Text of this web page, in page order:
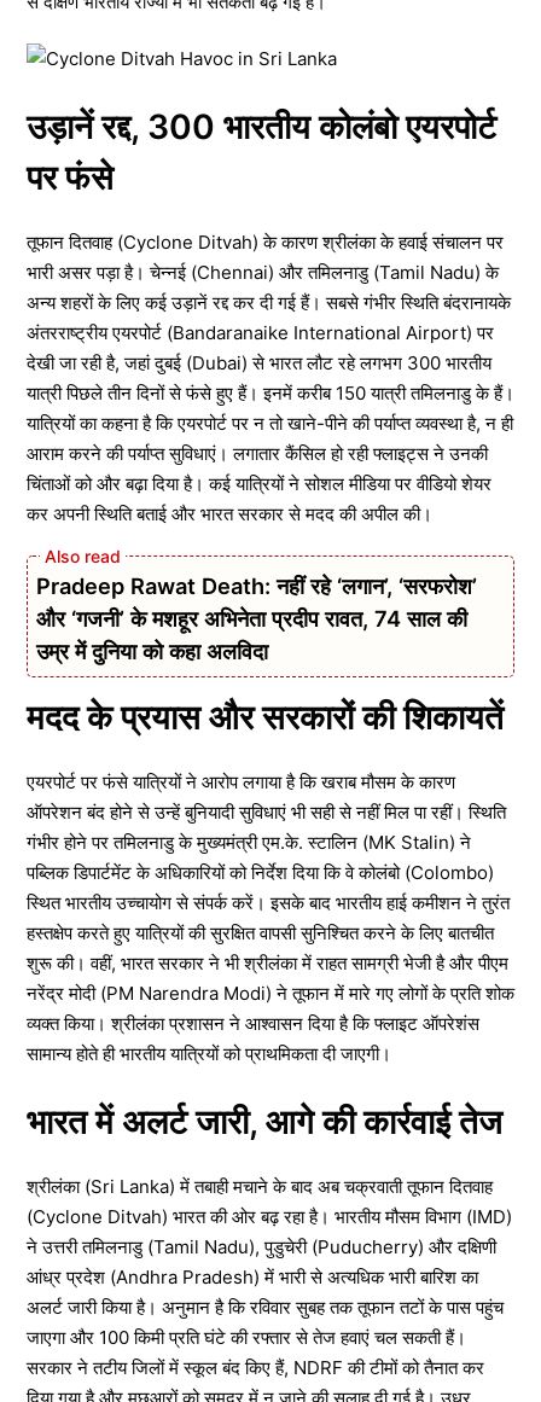
उड़ानें रद्द, 300 भारतीय कोलंबो एयरपोर्ट
पर फंसे
तूफान दितवाह (Cyclone Ditvah) के कारण श्रीलंका के हवाई संचालन पर
भारी असर पड़ा है। चेन्नई (Chennai) और तमिलनाडु (Tamil Nadu) के
अन्य शहरों के लिए कई उड़ानें रद्द कर दी गई हैं। सबसे गंभीर स्थिति बंदरानायके
अंतरराष्ट्रीय एयरपोर्ट (Bandaranaike International Airport) पर
देखी जा रही है, जहां दुबई (Dubai) से भारत लौट रहे लगभग 300 भारतीय
यात्री पिछले तीन दिनों से फंसे हुए हैं। इनमें करीब 150 यात्री तमिलनाडु के हैं।
यात्रियों का कहना है कि एयरपोर्ट पर न तो खाने-पीने की पर्याप्त व्यवस्था है, न ही
आराम करने की पर्याप्त सुविधाएं। लगातार कैंसिल हो रही फ्लाइट्स ने उनकी
चिंताओं को और बढ़ा दिया है। कई यात्रियों ने सोशल मीडिया पर वीडियो शेयर
कर अपनी स्थिति बताई और भारत सरकार से मदद की अपील की।
Pradeep Rawat Death: नहीं रहे ‘लगान’, ‘सरफरोश’
और ‘गजनी’ के मशहूर अभिनेता प्रदीप रावत, 74 साल की
उम्र में दुनिया को कहा अलविदा
मदद के प्रयास और सरकारों की शिकायतें
एयरपोर्ट पर फंसे यात्रियों ने आरोप लगाया है कि खराब मौसम के कारण
ऑपरेशन बंद होने से उन्हें बुनियादी सुविधाएं भी सही से नहीं मिल पा रहीं। स्थिति
गंभीर होने पर तमिलनाडु के मुख्यमंत्री एम.के. स्टालिन (MK Stalin) ने
पब्लिक डिपार्टमेंट के अधिकारियों को निर्देश दिया कि वे कोलंबो (Colombo)
स्थित भारतीय उच्चायोग से संपर्क करें। इसके बाद भारतीय हाई कमीशन ने तुरंत
हस्तक्षेप करते हुए यात्रियों की सुरक्षित वापसी सुनिश्चित करने के लिए बातचीत
शुरू की। वहीं, भारत सरकार ने भी श्रीलंका में राहत सामग्री भेजी है और पीएम
नरेंद्र मोदी (PM Narendra Modi) ने तूफान में मारे गए लोगों के प्रति शोक
व्यक्त किया। श्रीलंका प्रशासन ने आश्वासन दिया है कि फ्लाइट ऑपरेशंस
सामान्य होते ही भारतीय यात्रियों को प्राथमिकता दी जाएगी।
भारत में अलर्ट जारी, आगे की कार्रवाई तेज
श्रीलंका (Sri Lanka) में तबाही मचाने के बाद अब चक्रवाती तूफान दितवाह
(Cyclone Ditvah) भारत की ओर बढ़ रहा है। भारतीय मौसम विभाग (IMD)
ने उत्तरी तमिलनाडु (Tamil Nadu), पुडुचेरी (Puducherry) और दक्षिणी
आंध्र प्रदेश (Andhra Pradesh) में भारी से अत्यधिक भारी बारिश का
अलर्ट जारी किया है। अनुमान है कि रविवार सुबह तक तूफान तटों के पास पहुंच
जाएगा और 100 किमी प्रति घंटे की रफ्तार से तेज हवाएं चल सकती हैं।
सरकार ने तटीय जिलों में स्कूल बंद किए हैं, NDRF की टीमों को तैनात कर
दिया गया है और मछुआरों को समुद्र में न जाने की सलाह दी गई है। उधर,